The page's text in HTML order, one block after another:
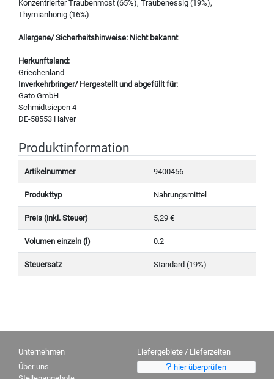
Konzentrierter Traubenmost (65%), Traubenessig (19%),
Thymianhonig (16%)
Allergene/ Sicherheitshinweise: Nicht bekannt
Herkunftsland:
Griechenland
Inverkehrbringer/ Hergestellt und abgefüllt für:
Gato GmbH
Schmidtsiepen 4
DE-58553 Halver
Produktinformation
Artikelnummer 9400456
Produkttyp Nahrungsmittel
Preis (inkl. Steuer) 5,29 €
Volumen einzeln (l) 0.2
Steuersatz Standard (19%)
Unternehmen
Über uns
Liefergebiete / Lieferzeiten
hier überprüfen